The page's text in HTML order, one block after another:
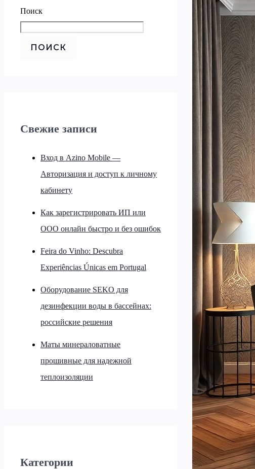
Поиск
ПОИСК
Свежие записи
Вход в Azino Mobile —
Авторизация и доступ к личному
кабинету
Как зарегистрировать ИП или
ООО онлайн быстро и без ошибок
Feira do Vinho: Descubra
Experiências Únicas em Portugal
Оборудование SEKO для
дезинфекции воды в бассейнах:
российские решения
Маты минераловатные
прошивные для надежной
теплоизоляции
Категории